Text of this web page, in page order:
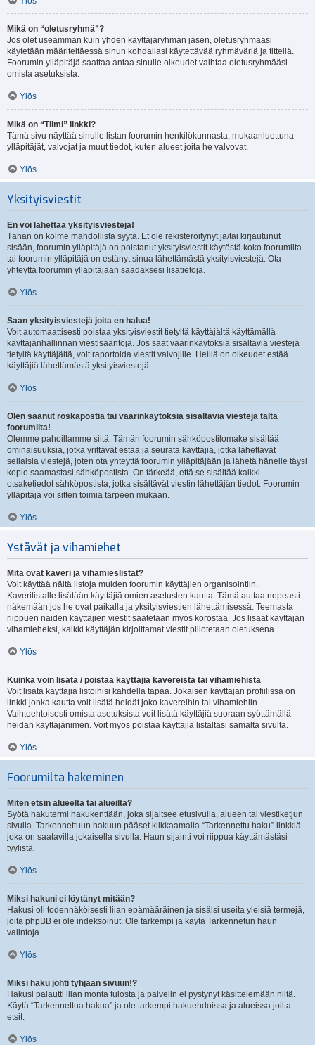
Mikä on “oletusryhmä”?
Jos olet useamman kuin yhden käyttäjäryhmän jäsen, oletusryhmääsi
käytetään määriteltäessä sinun kohdallasi käytettävää ryhmäväriä ja titteliä.
Foorumin ylläpitäjä saattaa antaa sinulle oikeudet vaihtaa oletusryhmääsi
omista asetuksista.
Ylös
Mikä on “Tiimi” linkki?
Tämä sivu näyttää sinulle listan foorumin henkilökunnasta, mukaanluettuna
ylläpitäjät, valvojat ja muut tiedot, kuten alueet joita he valvovat.
Ylös
Yksityisviestit
En voi lähettää yksityisviestejä!
Tähän on kolme mahdollista syytä. Et ole rekisteröitynyt ja/tai kirjautunut
sisään, foorumin ylläpitäjä on poistanut yksityisviestit käytöstä koko foorumilta
tai foorumin ylläpitäjä on estänyt sinua lähettämästä yksityisviestejä. Ota
yhteyttä foorumin ylläpitäjään saadaksesi lisätietoja.
Ylös
Saan yksityisviestejä joita en halua!
Voit automaattisesti poistaa yksityisviestit tietyltä käyttäjältä käyttämällä
käyttäjänhallinnan viestisääntöjä. Jos saat väärinkäytöksiä sisältäviä viestejä
tietyltä käyttäjältä, voit raportoida viestit valvojille. Heillä on oikeudet estää
käyttäjiä lähettämästä yksityisviestejä.
Ylös
Olen saanut roskapostia tai väärinkäytöksiä sisältäviä viestejä tältä
foorumilta!
Olemme pahoillamme siitä. Tämän foorumin sähköpostilomake sisältää
ominaisuuksia, jotka yrittävät estää ja seurata käyttäjiä, jotka lähettävät
sellaisia viestejä, joten ota yhteyttä foorumin ylläpitäjään ja lähetä hänelle täysi
kopio saamastasi sähköpostista. On tärkeää, että se sisältää kaikki
otsaketiedot sähköpostista, jotka sisältävät viestin lähettäjän tiedot. Foorumin
ylläpitäjä voi sitten toimia tarpeen mukaan.
Ylös
Ystävät ja vihamiehet
Mitä ovat kaveri ja vihamieslistat?
Voit käyttää näitä listoja muiden foorumin käyttäjien organisointiin.
Kaverilistalle lisätään käyttäjiä omien asetusten kautta. Tämä auttaa nopeasti
näkemään jos he ovat paikalla ja yksityisviestien lähettämisessä. Teemasta
riippuen näiden käyttäjien viestit saatetaan myös korostaa. Jos lisäät käyttäjän
vihamieheksi, kaikki käyttäjän kirjoittamat viestit piilotetaan oletuksena.
Ylös
Kuinka voin lisätä / poistaa käyttäjiä kavereista tai vihamiehistä
Voit lisätä käyttäjiä listoihisi kahdella tapaa. Jokaisen käyttäjän profiilissa on
linkki jonka kautta voit lisätä heidät joko kavereihin tai vihamiehiin.
Vaihtoehtoisesti omista asetuksista voit lisätä käyttäjiä suoraan syöttämällä
heidän käyttäjänimen. Voit myös poistaa käyttäjiä listaltasi samalta sivulta.
Ylös
Foorumilta hakeminen
Miten etsin alueelta tai alueilta?
Syötä hakutermi hakukenttään, joka sijaitsee etusivulla, alueen tai viestiketjun
sivulla. Tarkennettuun hakuun pääset klikkaamalla “Tarkennettu haku”-linkkiä
joka on saatavilla jokaisella sivulla. Haun sijainti voi riippua käyttämästäsi
tyylistä.
Ylös
Miksi hakuni ei löytänyt mitään?
Hakusi oli todennäköisesti liian epämääräinen ja sisälsi useita yleisiä termejä,
joita phpBB ei ole indeksoinut. Ole tarkempi ja käytä Tarkennetun haun
valintoja.
Ylös
Miksi haku johti tyhjään sivuun!?
Hakusi palautti liian monta tulosta ja palvelin ei pystynyt käsittelemään niitä.
Käytä “Tarkennettua hakua” ja ole tarkempi hakuehdoissa ja alueissa joilta
etsit.
Ylös